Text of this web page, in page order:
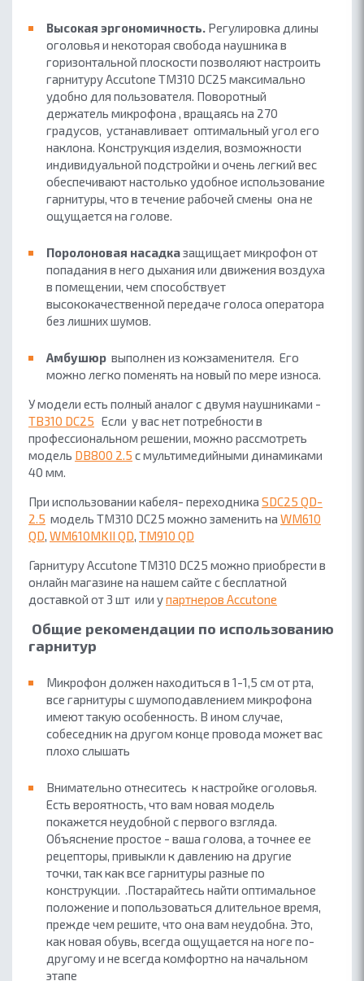
Высокая эргономичность. Регулировка длины
оголовья и некоторая свобода наушника в
горизонтальной плоскости позволяют настроить
гарнитуру Accutone TM310 DC25 максимально
удобно для пользователя. Поворотный
держатель микрофона , вращаясь на 270
градусов, устанавливает оптимальный угол его
наклона. Конструкция изделия, возможности
индивидуальной подстройки и очень легкий вес
обеспечивают настолько удобное использование
гарнитуры, что в течение рабочей смены она не
ощущается на голове.
Поролоновая насадказащищает микрофон от
попадания в него дыхания или движения воздуха
в помещении, чем способствует
высококачественной передаче голоса оператора
без лишних шумов.
Амбушюр выполнен из кожзаменителя. Его
можно легко поменять на новый по мере износа.
У модели есть полный аналог с двумя наушниками -
TB310 DC25 Если у вас нет потребности в
профессиональном решении, можно рассмотреть
модель DB800 2.5 с мультимедийными динамиками
40 мм.
При использовании кабеля- переходника SDC25 QD-
2.5 модель TM310 DC25 можно заменить на WM610
QD, WM610MKII QD, TM910 QD
Гарнитуру Accutone TM310 DC25 можно приобрести в
онлайн магазине на нашем сайте с бесплатной
доставкой от 3 шт или упартнеров Accutone
Общие рекомендации по использованию
гарнитур
Микрофон должен находиться в 1-1,5 см от рта,
все гарнитуры с шумоподавлением микрофона
имеют такую особенность. В ином случае,
собеседник на другом конце провода может вас
плохо слышать
Внимательно отнеситесь к настройке оголовья.
Есть вероятность, что вам новая модель
покажется неудобной с первого взгляда.
Объяснение простое - ваша голова, а точнее ее
рецепторы, привыкли к давлению на другие
точки, так как все гарнитуры разные по
конструкции. .Постарайтесь найти оптимальное
положение и попользоваться длительное время,
прежде чем решите, что она вам неудобна. Это,
как новая обувь, всегда ощущается на ноге по-
другому и не всегда комфортно на начальном
этапе